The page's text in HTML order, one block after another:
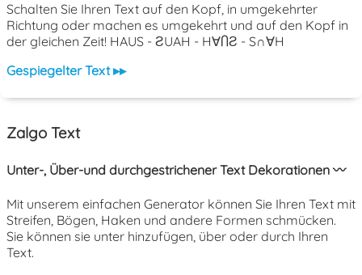
Schalten Sie Ihren Text auf den Kopf, in umgekehrter
Richtung oder machen es umgekehrt und auf den Kopf in
der gleichen Zeit! HAUS - ƧUAH - H∀ႶƧ - S∩∀H
Gespiegelter Text ▸▸
Zalgo Text
Unter-, Über-und durchgestrichener Text Dekorationen 〰️
Mit unserem einfachen Generator können Sie Ihren Text mit
Streifen, Bögen, Haken und andere Formen schmücken.
Sie können sie unter hinzufügen, über oder durch Ihren
Text.